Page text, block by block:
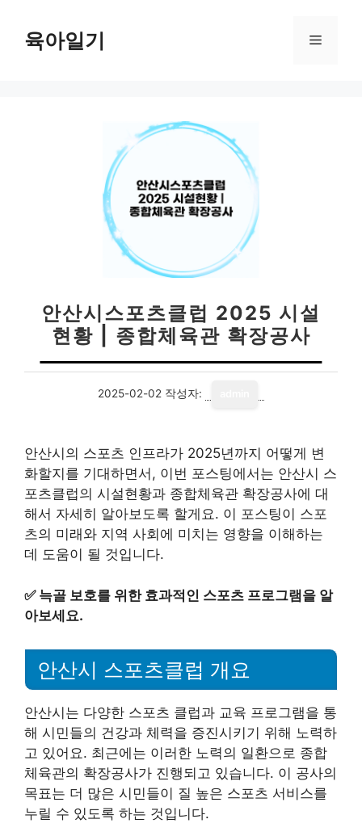
육아일기 메
안산시스포츠클럽 2025 시설
현황 | 종합체육관 확장공사
2025-02-02 작성자:
안산시의 스포츠 인프라가 2025년까지 어떻게 변
화할지를 기대하면서, 이번 포스팅에서는 안산시 스
포츠클럽의 시설현황과 종합체육관 확장공사에 대
해서 자세히 알아보도록 할게요. 이 포스팅이 스포
츠의 미래와 지역 사회에 미치는 영향을 이해하는
데 도움이 될 것입니다.
✅ 늑골 보호를 위한 효과적인 스포츠 프로그램을 알
아보세요.
안산시 스포츠클럽 개요
안산시는 다양한 스포츠 클럽과 교육 프로그램을 통
해 시민들의 건강과 체력을 증진시키기 위해 노력하
고 있어요. 최근에는 이러한 노력의 일환으로 종합
체육관의 확장공사가 진행되고 있습니다. 이 공사의
목표는 더 많은 시민들이 질 높은 스포츠 서비스를
누릴 수 있도록 하는 것입니다.